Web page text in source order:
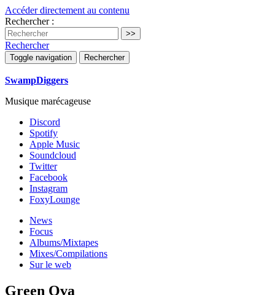
Accéder directement au contenu
Rechercher :
Rechercher
Toggle navigation Rechercher
SwampDiggers
Musique marécageuse
Discord
Spotify
Apple Music
Soundcloud
Twitter
Facebook
Instagram
FoxyLounge
News
Focus
Albums/Mixtapes
Mixes/Compilations
Sur le web
Green Ova